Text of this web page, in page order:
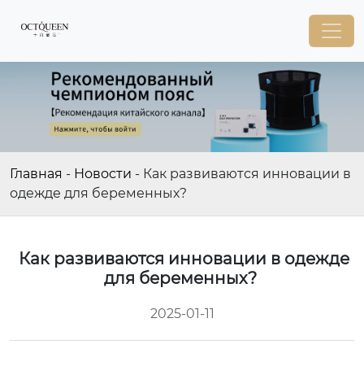
Главная - Новости - Как развиваются инновации в
одежде для беременных?
Как развиваются инновации в одежде
для беременных?
2025-01-11